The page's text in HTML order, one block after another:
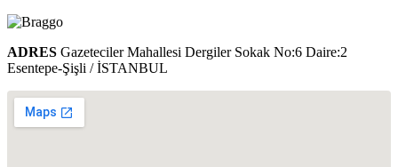
ADRES Gazeteciler Mahallesi Dergiler Sokak No:6 Daire:2
Esentepe-Şişli / İSTANBUL